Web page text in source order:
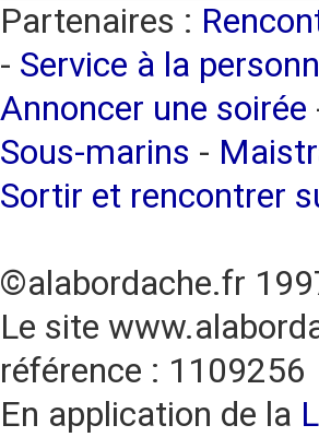
Partenaires :
- Service à la
Annoncer une soirée
Sous-marins -
Sortir et rencontrer
©alabordache.fr
Le site
référence : 1109256
En application de la